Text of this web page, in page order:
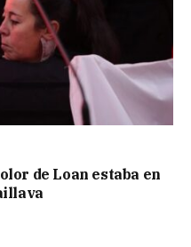
de Loan estaba en